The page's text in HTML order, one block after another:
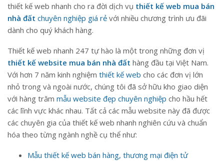
thiết kế web nhanh cho ra đời dịch vụ thiết kế web mua bán
nhà đất chuyên nghiệp giá rẻ với nhiều chương trình ưu đãi
dành cho quý khách hàng.
Thiết kế web nhanh 247 tự hào là một trong những đơn vị
thiết kế website mua bán nhà đất hàng đầu tại Việt Nam.
Với hơn 7 năm kinh nghiệm thiết kế web cho các đơn vị lớn
nhỏ trong và ngoài nước, chúng tôi đã sở hữu kho giao diện
với hàng trăm mẫu website đẹp chuyên nghiệp cho hầu hết
các lĩnh vực khác nhau. Tất cả các mẫu website này đã được
các chuyên gia của thiết kế web nhanh nghiên cứu và chuẩn
hóa theo từng ngành nghề cụ thể như:
Mẫu thiết kế web bán hàng, thương mại điện tử